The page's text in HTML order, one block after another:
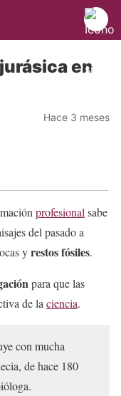
en
Hace 3 meses
profesional sabe
del pasado a
yrestos fósiles.
para que las
de la ciencia.
con mucha
de hace 180